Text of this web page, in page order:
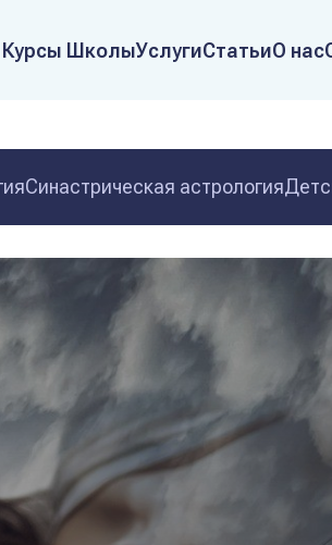
Курсы ШколыУслугиСтатьиО нас
Синастрическая астрология